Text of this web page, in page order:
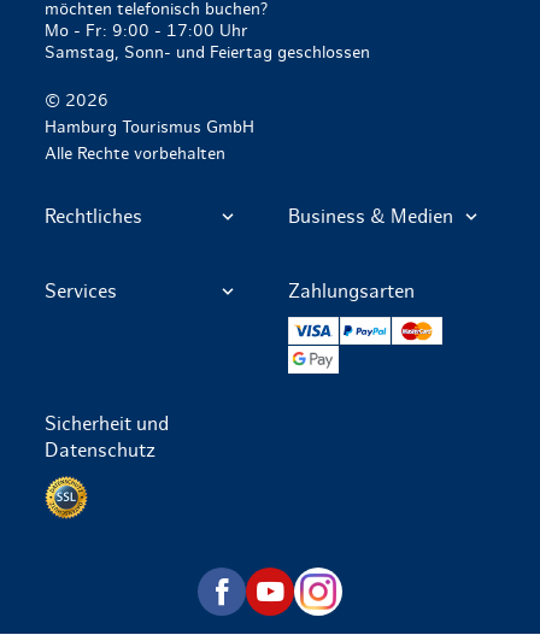
möchten telefonisch buchen?
Mo - Fr: 9:00 - 17:00 Uhr
Samstag, Sonn- und Feiertag geschlossen
© 2026
Hamburg Tourismus GmbH
Alle Rechte vorbehalten
Rechtliches Business & Medien
Services Zahlungsarten
PayPal
Sicherheit und
Datenschutz